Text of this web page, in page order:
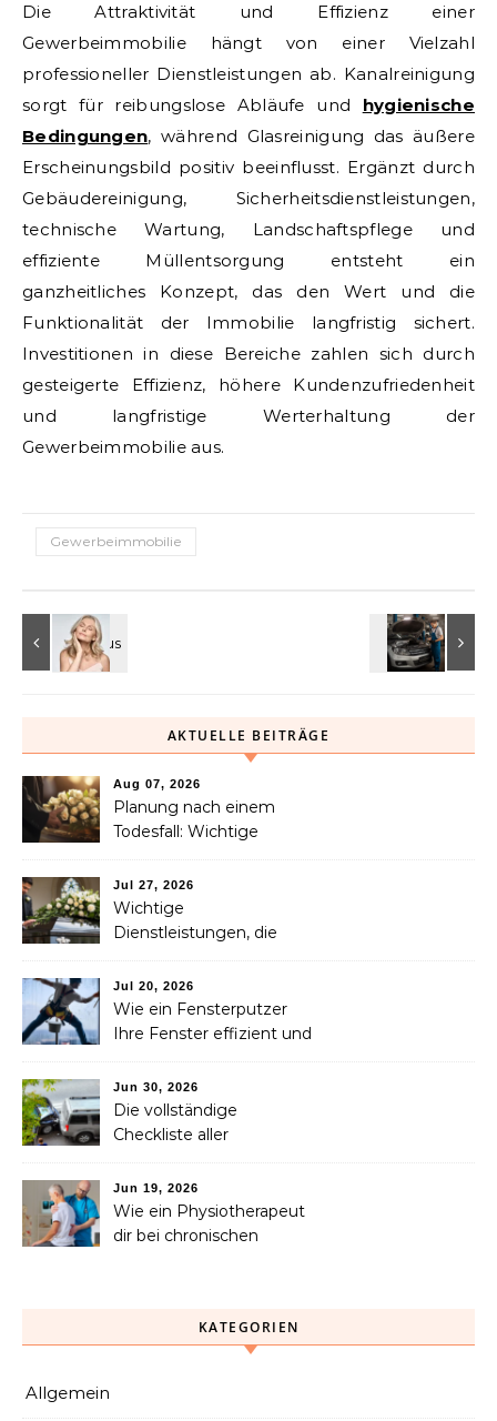
Die Attraktivität und Effizienz einer
Gewerbeimmobilie hängt von einer Vielzahl
professioneller Dienstleistungen ab. Kanalreinigung
sorgt für reibungslose Abläufe und hygienische
Bedingungen, während Glasreinigung das äußere
Erscheinungsbild positiv beeinflusst. Ergänzt durch
Gebäudereinigung, Sicherheitsdienstleistungen,
technische Wartung, Landschaftspflege und
effiziente Müllentsorgung entsteht ein
ganzheitliches Konzept, das den Wert und die
Funktionalität der Immobilie langfristig sichert.
Investitionen in diese Bereiche zahlen sich durch
gesteigerte Effizienz, höhere Kundenzufriedenheit
und langfristige Werterhaltung der
Gewerbeimmobilie aus.
Gewerbeimmobilie
AKTUELLE BEITRÄGE
Aug 07, 2026
Planung nach einem
Todesfall: Wichtige
Familie in Betracht ziehen
sollte
Jul 27, 2026
Wichtige
Dienstleistungen, die
Verlust eines geliebten
Menschen helfen können
Jul 20, 2026
Wie ein Fensterputzer
Ihre Fenster effizient und
Jun 30, 2026
Die vollständige
Checkliste aller
nach einem Unfall
benötigen
Jun 19, 2026
Wie ein Physiotherapeut
dir bei chronischen
KATEGORIEN
Allgemein